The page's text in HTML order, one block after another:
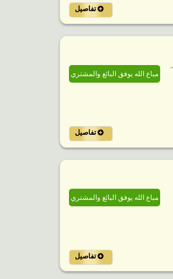
تفاصيل
مباع الله يوفق البائع والمشتري
تفاصيل
مباع الله يوفق البائع والمشتري
تفاصيل